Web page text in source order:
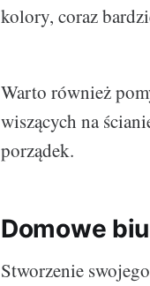
kolory, coraz
Warto również
wiszących na
porządek.
Domowe
Stworzenie